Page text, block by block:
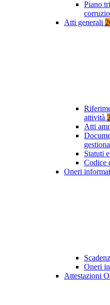
Piano
Atti generali
attività 2
Atti
Statuti
Codice
Oneri
Oneri
Attestazioni